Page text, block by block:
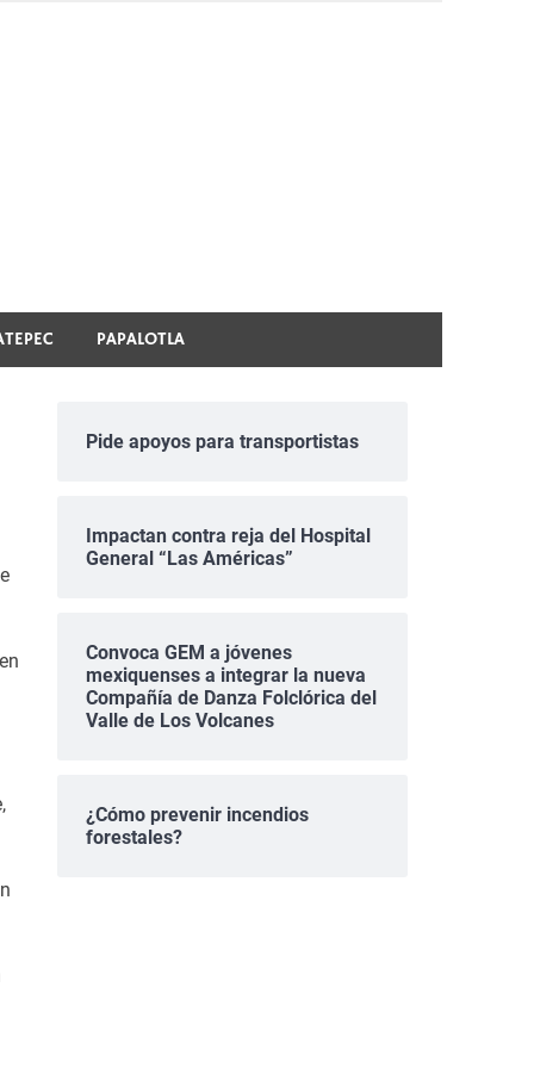
PAPALOTLA
Pide apoyos para transportistas
Impactan contra reja del Hospital
General “Las Américas”
Convoca GEM a jóvenes
mexiquenses a integrar la nueva
Compañía de Danza Folclórica del
Valle de Los Volcanes
¿Cómo prevenir incendios
forestales?